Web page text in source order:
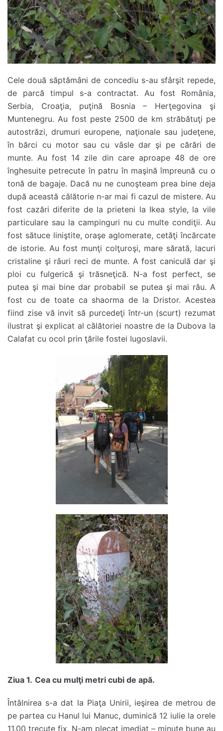
Cele două săptămâni de concediu s-au sfârşit repede,
de parcă timpul s-a contractat. Au fost România,
Serbia, Croaţia, puţină Bosnia – Herţegovina şi
Muntenegru. Au fost peste 2500 de km străbătuţi pe
autostrăzi, drumuri europene, naţionale sau judeţene,
în bărci cu motor sau cu vâsle dar şi pe cărări de
munte. Au fost 14 zile din care aproape 48 de ore
înghesuite petrecute în patru în maşină împreună cu o
tonă de bagaje. Dacă nu ne cunoşteam prea bine deja
după această călătorie n-ar mai fi cazul de mistere. Au
fost cazări diferite de la prieteni la Ikea style, la vile
particulare sau la campinguri nu cu multe condiţii. Au
fost sătuce liniştite, oraşe aglomerate, cetăţi încărcate
de istorie. Au fost munţi colţuroşi, mare sărată, lacuri
cristaline şi râuri reci de munte. A fost caniculă dar şi
ploi cu fulgerică şi trăsneţică. N-a fost perfect, se
putea şi mai bine dar probabil se putea şi mai rău. A
fost cu de toate ca shaorma de la Dristor. Acestea
fiind zise vă invit să purcedeţi într-un (scurt) rezumat
ilustrat şi explicat al călătoriei noastre de la Dubova la
Calafat cu ocol prin ţările fostei Iugoslavii.
Ziua 1. Cea cu mulţi metri cubi de apă.
Întâlnirea s-a dat la Piaţa Unirii, ieşirea de metrou de
pe partea cu Hanul lui Manuc, duminică 12 iulie la orele
11.00 trecute fix. N-am plecat imediat – minute bune au